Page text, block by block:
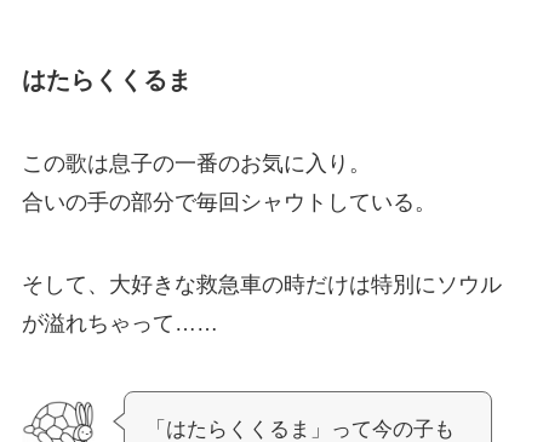
はたらくくるま
この歌は息子の一番のお気に入り。
合いの手の部分で毎回シャウトしている。
そして、大好きな救急車の時だけは特別にソウル
が溢れちゃって……
「はたらくくるま」って今の子も